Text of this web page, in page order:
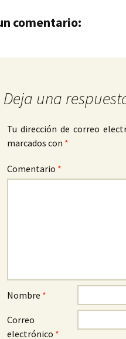
de
comentario:
Deja una
Tu dirección de correo
marcados con *
Comentario *
Nombre *
Correo
electrónico *